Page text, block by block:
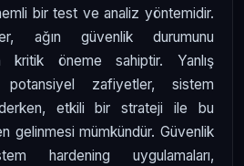
bir test ve analiz yöntemidir.
ağın güvenlik durumunu
kritik öneme sahiptir. Yanlış
potansiyel zafiyetler, sistem
etkili bir strateji ile bu
gelinmesi mümkündür. Güvenlik
hardening uygulamaları,